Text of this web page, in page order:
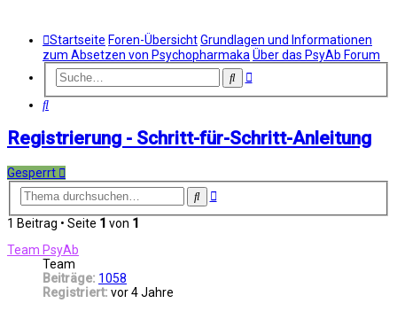
Startseite Foren-ÜbersichtGrundlagen und Informationen
zum Absetzen von Psychopharmaka Über das PsyAb Forum
SucheErweiterte
Suche
Registrierung - Schritt-für-Schritt-Anleitung
Gesperrt
SucheErweiterte
1 Beitrag • Seite 1 von 1
Team PsyAb
Team
Beiträge: 1058
Registriert: vor 4 Jahre